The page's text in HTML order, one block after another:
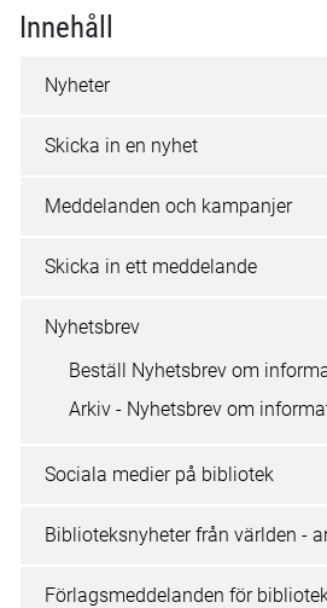
Innehåll
Nyheter
Skicka in en nyhet
Meddelanden och kampanjer
Skicka in ett meddelande
Nyhetsbrev
Beställ Nyhetsbrev om
Arkiv - Nyhetsbrev om
Sociala medier på bibliotek
Biblioteksnyheter från världen -
Förlagsmeddelanden för